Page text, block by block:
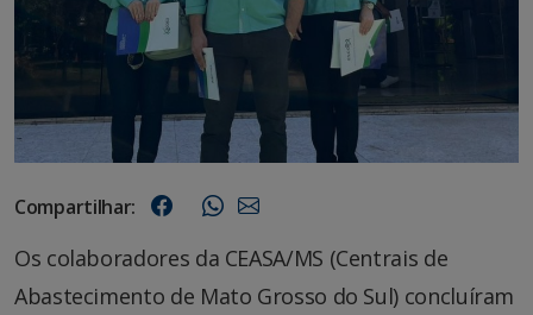
Compartilhar:
Os colaboradores da CEASA/MS (Centrais de
Abastecimento de Mato Grosso do Sul) concluíram